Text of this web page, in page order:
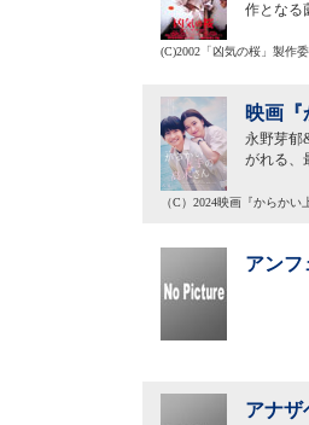
作となる
(C)2002「凶気の桜」製作
映画『
永野芽郁
がれる、
（C）2024映画『からか
アンフ
アナザ